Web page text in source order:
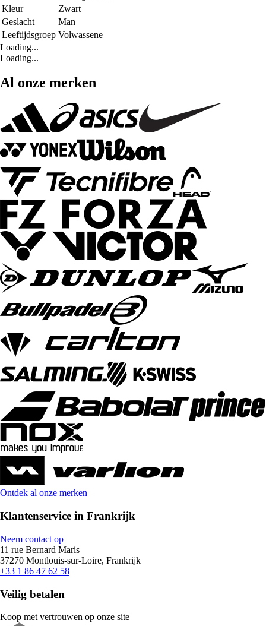
Kleur
Zwart
Geslacht
Man
Leeftijdsgroep Volwassene
Loading...
Loading...
Al onze merken
Ontdek al onze merken
Klantenservice in Frankrijk
Neem contact op
11 rue Bernard Maris
37270 Montlouis-sur-Loire, Frankrijk
+33 1 86 47 62 58
Veilig betalen
Koop met vertrouwen op onze site